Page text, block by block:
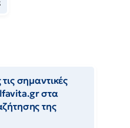
σημαντικές
στα
της